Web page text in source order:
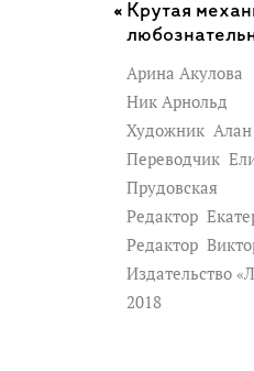
Крутая
Арина Акулова
Ник Арнольд
Художник
Переводчик
Прудовская
Редактор
Редактор
Издательство
2018